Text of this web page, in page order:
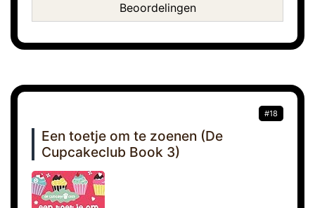
Beoordelingen
#18
Een toetje om te zoenen (De
Cupcakeclub Book 3)